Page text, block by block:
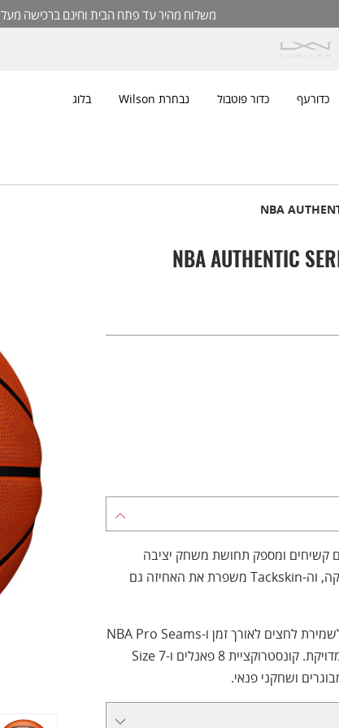
משלוח מהיר עד פתח הבית וחינם ברכישה מעל 449 ₪
כדורעף כדור פוטבול נבחרת Wilson בלוג
קשיחים ומספק תחושת משחק יציבה
ובת‑זמן משחק. המעטפת הגומי עמידה לשחיקה, וה‑Tackskin משפרת את האחיזה גם
הכדור מצויד בבטנה דו‑שכבתית מסוג Butyl לשמירת לחצים לאורך זמן ו‑NBA Pro Seams
לחריצים עמוקים שמקלים על שליטה וזריקה מדויקת. קונסטרוקציית 8 פאנלים ו‑Size 7
ושחקני פנאי.